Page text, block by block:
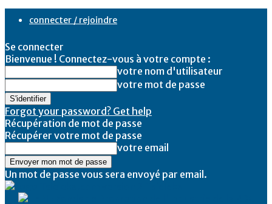
connecter / rejoindre
Se connecter
Bienvenue ! Connectez-vous à votre compte :
votre nom d'utilisateur
votre mot de passe
Forgot your password? Get help
Récupération de mot de passe
Récupérer votre mot de passe
votre email
Un mot de passe vous sera envoyé par email.